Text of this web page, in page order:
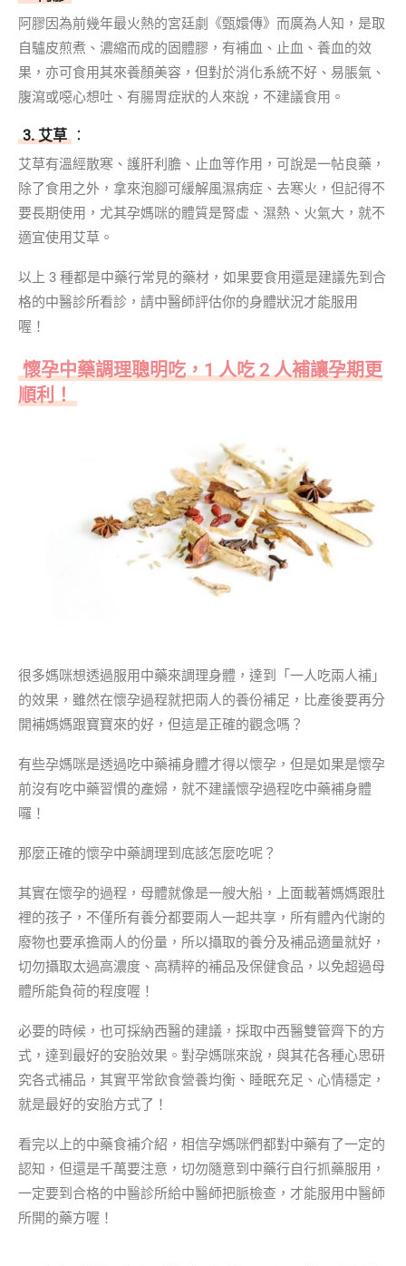
阿膠因為前幾年最火熱的宮廷劇《甄嬛傳》而廣為人知，是取
自驢皮煎煮、濃縮而成的固體膠，有補血、止血、養血的效
果，亦可食用其來養顏美容，但對於消化系統不好、易脹氣、
腹瀉或噁心想吐、有腸胃症狀的人來說，不建議食用。
3. 艾草 ：
艾草有溫經散寒、護肝利膽、止血等作用，可說是一帖良藥，
除了食用之外，拿來泡腳可緩解風濕病症、去寒火，但記得不
要長期使用，尤其孕媽咪的體質是腎虛、濕熱、火氣大，就不
適宜使用艾草。
以上 3 種都是中藥行常見的藥材，如果要食用還是建議先到合
格的中醫診所看診，請中醫師評估你的身體狀況才能服用
喔！
懷孕中藥調理聰明吃，1 人吃 2 人補讓孕期更
順利！
很多媽咪想透過服用中藥來調理身體，達到「一人吃兩人補」
的效果，雖然在懷孕過程就把兩人的養份補足，比產後要再分
開補媽媽跟寶寶來的好，但這是正確的觀念嗎？
有些孕媽咪是透過吃中藥補身體才得以懷孕，但是如果是懷孕
前沒有吃中藥習慣的產婦，就不建議懷孕過程吃中藥補身體
囉！
那麼正確的懷孕中藥調理到底該怎麼吃呢？
其實在懷孕的過程，母體就像是一艘大船，上面載著媽媽跟肚
裡的孩子，不僅所有養分都要兩人一起共享，所有體內代謝的
廢物也要承擔兩人的份量，所以攝取的養分及補品適量就好，
切勿攝取太過高濃度、高精粹的補品及保健食品，以免超過母
體所能負荷的程度喔！
必要的時候，也可採納西醫的建議，採取中西醫雙管齊下的方
式，達到最好的安胎效果。對孕媽咪來說，與其花各種心思研
究各式補品，其實平常飲食營養均衡、睡眠充足、心情穩定，
就是最好的安胎方式了！
看完以上的中藥食補介紹，相信孕媽咪們都對中藥有了一定的
認知，但還是千萬要注意，切勿隨意到中藥行自行抓藥服用，
一定要到合格的中醫診所給中醫師把脈檢查，才能服用中醫師
所開的藥方喔！